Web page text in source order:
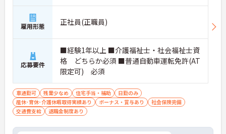
雇用形態 正社員(正職員)
応募要件
■経験1年以上 ■介護福祉士・社会福祉士資
格 どちらか必須 ■普通自動車運転免許(AT
限定可) 必須
車通勤可 残業少なめ 住宅手当・補助
日勤のみ
産休･育休･介護休暇取得実績あり
ボーナス・賞与あり
社会保険完備
交通費支給
退職金制度あり